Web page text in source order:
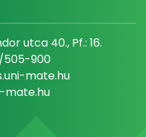
utca 40., Pf.: 16.
505-900
mate.hu
mate.hu